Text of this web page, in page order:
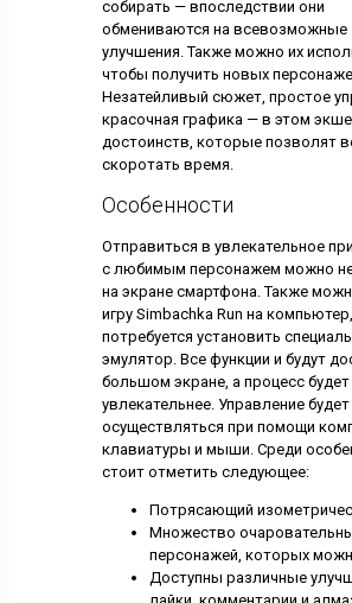
собирать — впоследствии они
обмениваются на всевозможные
улучшения. Также можно их
чтобы получить новых
Незатейливый сюжет, простое
красочная графика — в этом
достоинств, которые позволят
скоротать время.
Особенности
Отправиться в увлекательное
с любимым персонажем можно
на экране смартфона. Также
игру Simbachka Run на
потребуется установить
эмулятор. Все функции и будут
большом экране, а процесс будет
увлекательнее. Управление будет
осуществляться при помощи
клавиатуры и мыши. Среди
стоит отметить следующее:
Потрясающий
Множество
персонажей, которых
Доступны различные